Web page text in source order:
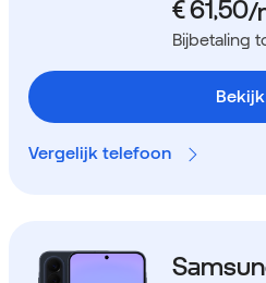
Bijbetaling
Bekijk
Vergelijk telefoon